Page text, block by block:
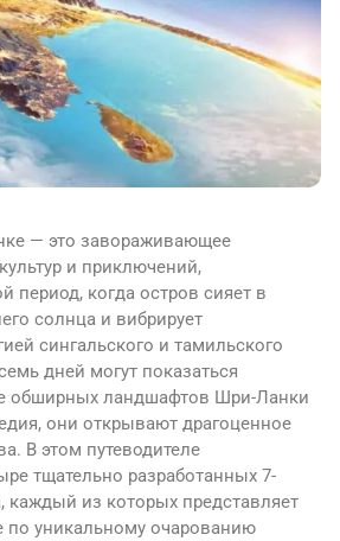
— это завораживающее
и приключений,
период, когда остров сияет в
солнца и вибрирует
сингальского и тамильского
дней могут показаться
обширных ландшафтов Шри-Ланки
они открывают драгоценное
В этом путеводителе
тщательно разработанных 7-
каждый из которых представляет
по уникальному очарованию